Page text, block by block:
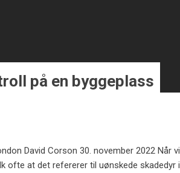
på en byggeplass
David Corson 30. november 2022 Når vi
ofte at det refererer til uønskede skadedyr i